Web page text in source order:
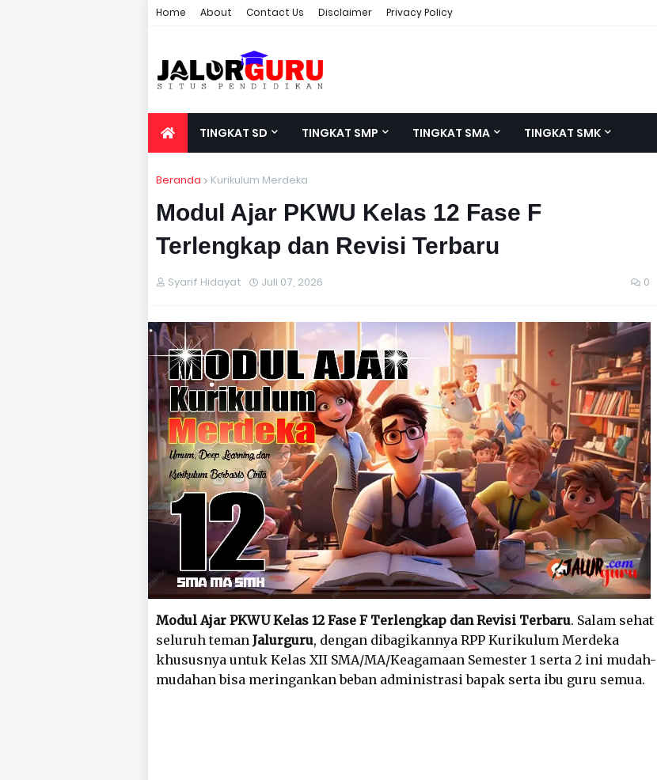
Home About Contact Us Disclaimer Privacy Policy
TINGKAT SD TINGKAT SMP TINGKAT SMA TINGKAT SMK
Beranda Kurikulum Merdeka
Modul Ajar PKWU Kelas 12 Fase F
Terlengkap dan Revisi Terbaru
Syarif Hidayat Juli 07, 2026 0
Modul Ajar PKWU Kelas 12 Fase F Terlengkap dan Revisi Terbaru. Salam sehat
seluruh teman Jalurguru, dengan dibagikannya RPP Kurikulum Merdeka
khususnya untuk Kelas XII SMA/MA/Keagamaan Semester 1 serta 2 ini mudah-
mudahan bisa meringankan beban administrasi bapak serta ibu guru semua.